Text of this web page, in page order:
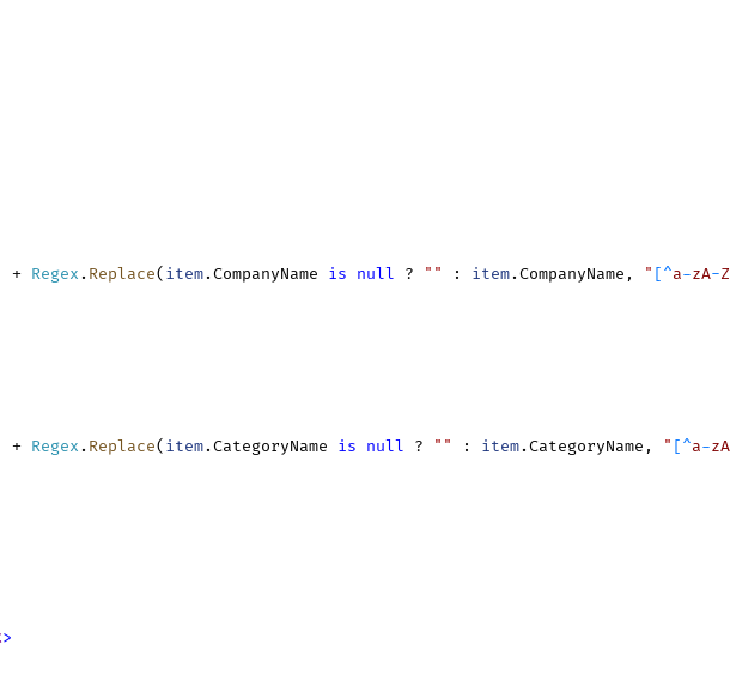
+ Regex . Replace( item.CompanyName is null ? "" : item.CompanyName, " [^a-zA-Z
+ Regex . Replace( item.CategoryName is null ? "" : item.CategoryName, " [^a-zA
>